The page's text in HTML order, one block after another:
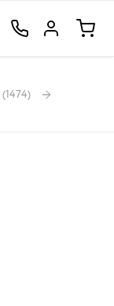
(1474)